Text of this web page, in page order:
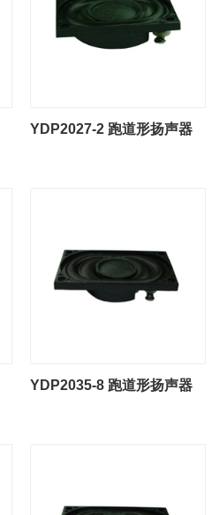
YDP2027-2 跑道形扬声器
YDP2035-8 跑道形扬声器